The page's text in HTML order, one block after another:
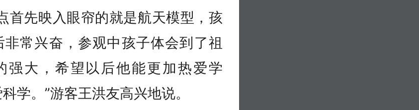
首先映入眼帘的就是航天模型，孩
非常兴奋，参观中孩子体会到了祖
强大，希望以后他能更加热爱学
学。”游客王洪友高兴地说。